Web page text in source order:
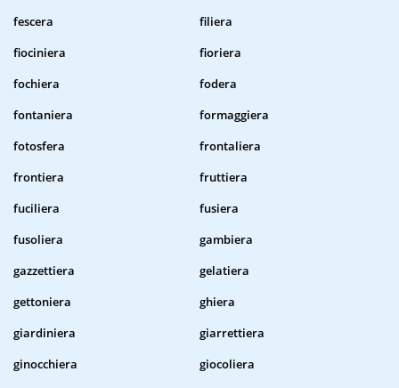
fescera
filiera
fiociniera
fioriera
fochiera
fodera
fontaniera
formaggiera
fotosfera
frontaliera
frontiera
fruttiera
fuciliera
fusiera
fusoliera
gambiera
gazzettiera
gelatiera
gettoniera
ghiera
giardiniera
giarrettiera
ginocchiera
giocoliera